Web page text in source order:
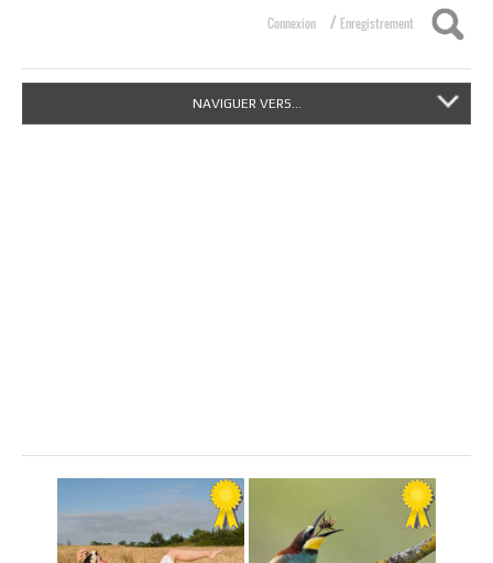
Connexion / Enregistrement
NAVIGUER VERS...